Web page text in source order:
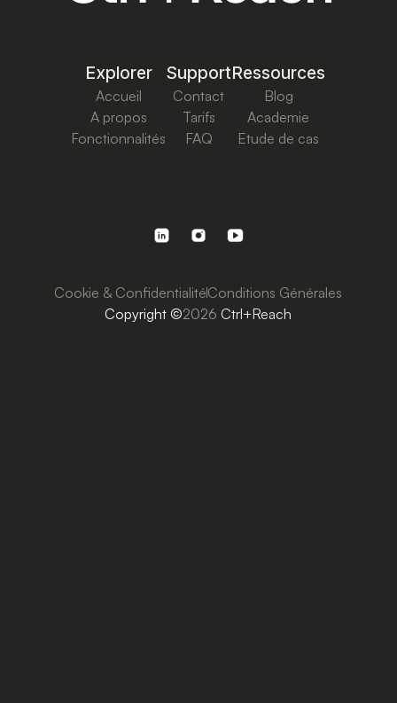
Explorer
Accueil
A propos
Fonctionnalités
Support
Contact
Tarifs
FAQ
Ressources
Blog
Academie
Etude de cas
Cookie & ConfidentialitéConditions Générales
Copyright ©2026Ctrl+Reach